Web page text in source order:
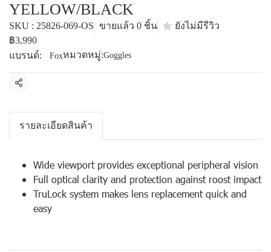
YELLOW/BLACK
SKU : 25826-069-OS ขายแล้ว 0 ชิ้น
ยังไม่มีรีวิว
฿3,990
แบรนด์:
Foxหมวดหมู่:Goggles
แชร์
รายละเอียดสินค้า
Wide viewport provides exceptional peripheral vision
Full optical clarity and protection against roost impact
TruLock system makes lens replacement quick and
easy